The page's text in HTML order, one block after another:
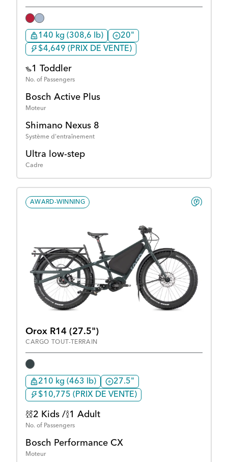
140 kg (308,6 lb)
20"
$4,649 (PRIX DE VENTE)
1 Toddler
No. of Passengers
Bosch Active Plus
Moteur
Shimano Nexus 8
Système d'entraînement
Ultra low-step
Cadre
AWARD-WINNING
Orox R14 (27.5")
CARGO TOUT-TERRAIN
210 kg (463 lb)
27.5"
$10,775 (PRIX DE VENTE)
2 Kids / 1 Adult
No. of Passengers
Bosch Performance CX
Moteur